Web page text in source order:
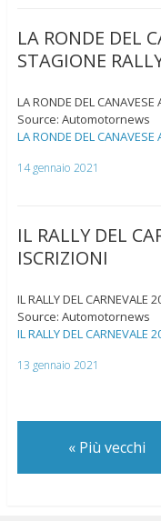
LA RONDE DEL
STAGIONE
LA RONDE DEL CANAVESE
Source: Automotornews
LA RONDE DEL CANAVESE
14 gennaio 2021
IL RALLY DEL
ISCRIZIONI
IL RALLY DEL CARNEVALE
Source: Automotornews
IL RALLY DEL CARNEVALE
13 gennaio 2021
«Più vecchi